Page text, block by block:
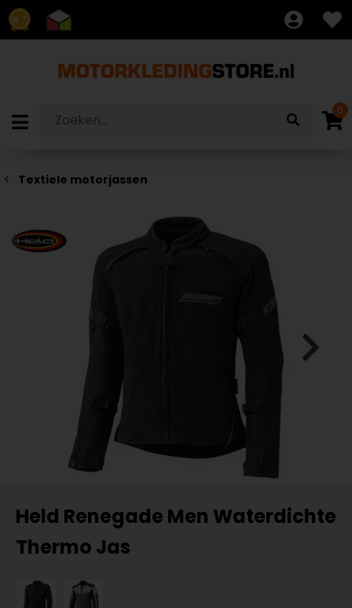
8.7
0
Textiele motorjassen
Held Renegade Men Waterdichte
Thermo Jas